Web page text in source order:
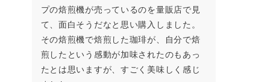
プの焙煎機が売っているのを量販店で見
て、面白そうだなと思い購入しました。
その焙煎機で焙煎した珈琲が、自分で焙
煎したという感動が加味されたのもあっ
たとは思いますが、すごく美味しく感じ